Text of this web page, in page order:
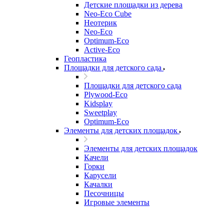
Детские площадки из дерева
Neo-Eco Cube
Неотерик
Neo-Eco
Оptimum-Еco
Active-Eco
Геопластика
Площадки для детского сада
Площадки для детского сада
Plywood-Eco
Kidsplay
Sweetplay
Оptimum-Еco
Элементы для детских площадок
Элементы для детских площадок
Качели
Горки
Карусели
Качалки
Песочницы
Игровые элементы